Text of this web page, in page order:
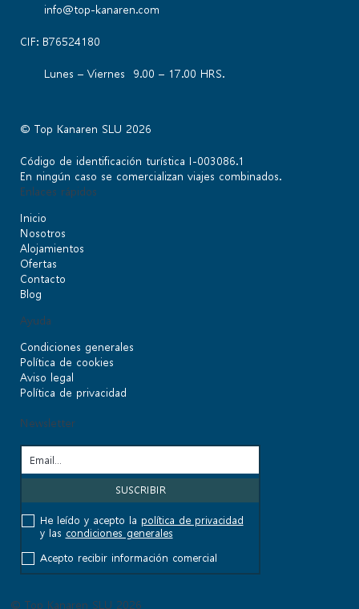
info@top-kanaren.com
CIF: B76524180
Lunes – Viernes 9.00 – 17.00 HRS.
© Top Kanaren SLU 2026
Código de identificación turística I-003086.1
En ningún caso se comercializan viajes combinados.
Enlaces rápidos
Inicio
Nosotros
Alojamientos
Ofertas
Contacto
Blog
Ayuda
Condiciones generales
Política de cookies
Aviso legal
Política de privacidad
Newsletter
He leído y acepto la política de privacidad
y las condiciones generales
Acepto recibir información comercial
© Top Kanaren SLU 2026